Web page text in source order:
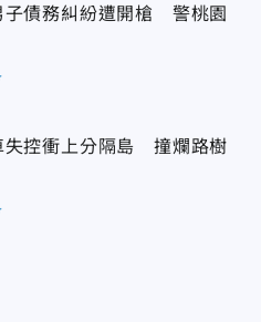
子債務糾紛遭開槍 警桃園
失控衝上分隔島 撞爛路樹